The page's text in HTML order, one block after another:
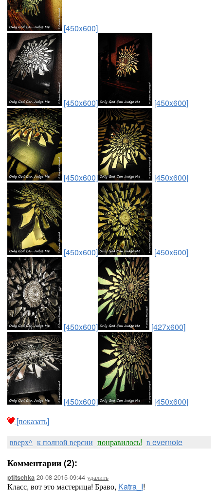
[450x600]
[450x600] [450x600]
[450x600] [450x600]
[450x600] [450x600]
[450x600] [427x600]
[450x600]
[450x600]
[показать]
вверх^ к полной версии понравилось! в evernote
Комментарии (2):
ptitschka 20-08-2015-09:44 удалить
Класс, вот это мастерица! Браво, Katra_I!